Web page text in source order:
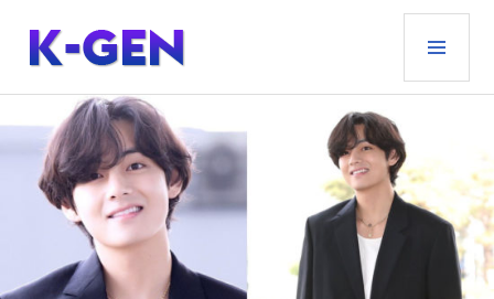
contenu
principal
K-GEN